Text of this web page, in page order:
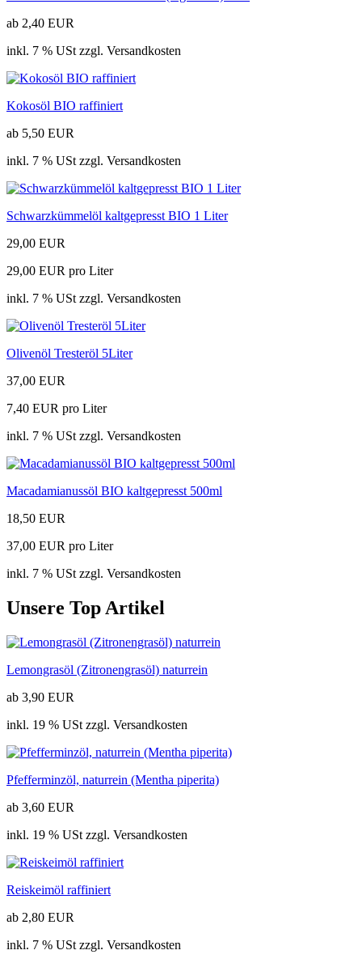
ab 2,40 EUR
inkl. 7 % USt zzgl. Versandkosten
Kokosöl BIO raffiniert
ab 5,50 EUR
inkl. 7 % USt zzgl. Versandkosten
Schwarzkümmelöl kaltgepresst BIO 1 Liter
29,00 EUR
29,00 EUR pro Liter
inkl. 7 % USt zzgl. Versandkosten
Olivenöl Tresteröl 5Liter
37,00 EUR
7,40 EUR pro Liter
inkl. 7 % USt zzgl. Versandkosten
Macadamianussöl BIO kaltgepresst 500ml
18,50 EUR
37,00 EUR pro Liter
inkl. 7 % USt zzgl. Versandkosten
Unsere Top Artikel
Lemongrasöl (Zitronengrasöl) naturrein
ab 3,90 EUR
inkl. 19 % USt zzgl. Versandkosten
Pfefferminzöl, naturrein (Mentha piperita)
ab 3,60 EUR
inkl. 19 % USt zzgl. Versandkosten
Reiskeimöl raffiniert
ab 2,80 EUR
inkl. 7 % USt zzgl. Versandkosten